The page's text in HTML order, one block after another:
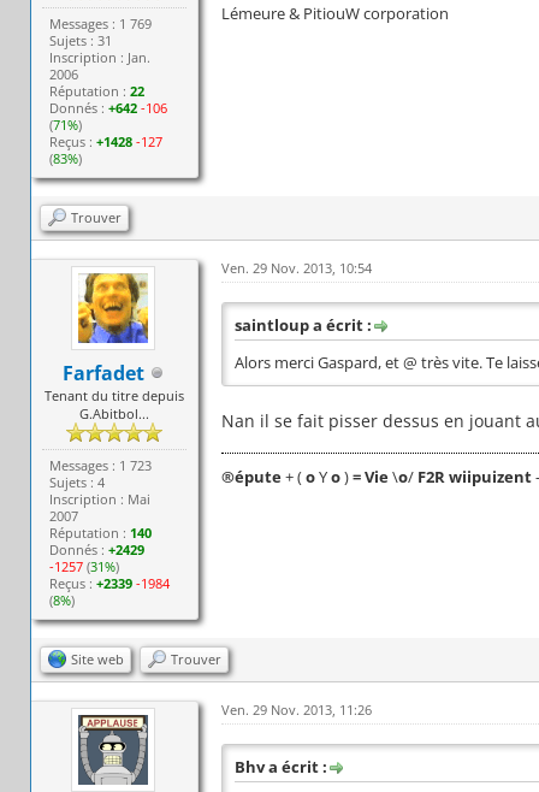
Messages : 1 769
Sujets : 31
Inscription : Jan.
2006
Réputation :22
Donnés :+642 -106
(71%)
Reçus :+1428 -127
(83%)
Lémeure & PitiouW corporation
Trouver
Farfadet
Tenant du titre depuis
G.Abitbol...
Messages : 1 723
Sujets : 4
Inscription : Mai
2007
Réputation : 140
Donnés :+2429
-1257 (31%)
Reçus :+2339 -1984
(8%)
Ven. 29 Nov. 2013, 10:54
saintloup a écrit :
Alors merci Gaspard, et @ très vite. Te
Nan il se fait pisser dessus en jouant
®épute+ (oYo)= Vie\o/F2R wiipuizent
Site web Trouver
Ven. 29 Nov. 2013, 11:26
Bhv a écrit :